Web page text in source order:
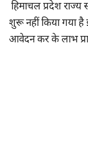
हिमाचल प्रदेश राज्य
शुरू नहीं किया गया
आवेदन कर के लाभ